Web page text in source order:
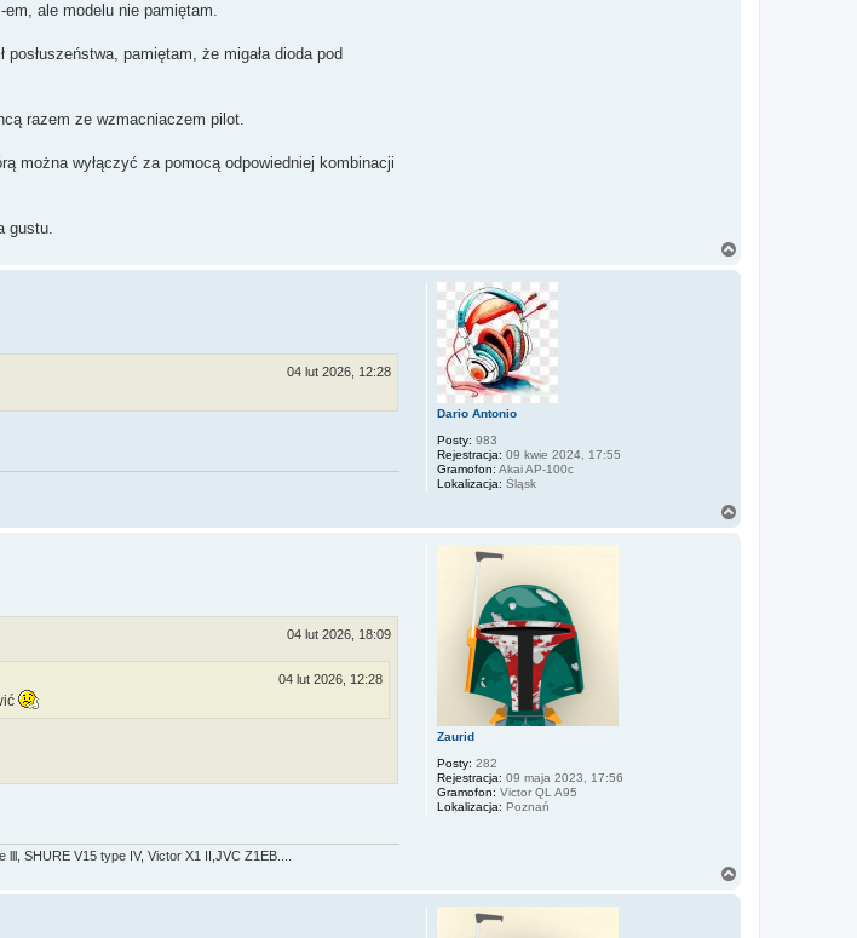
em, ale modelu nie pamiętam.
pamiętam, że migała dioda pod
razem ze wzmacniaczem pilot.
można wyłączyć za pomocą odpowiedniej kombinacji
gustu.
Dario Antonio
Posty: 983
Rejestracja: 09 kwie 2024, 17:55
Gramofon: Akai AP-100c
Lokalizacja: Śląsk
04 lut 2026, 12:28
Zaurid
Posty: 282
Rejestracja: 09 maja 2023, 17:56
Gramofon: Victor QL A95
Lokalizacja: Poznań
04 lut 2026, 18:09
04 lut 2026, 12:28
SHURE V15 type IV, Victor X1 II,JVC Z1EB....